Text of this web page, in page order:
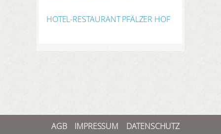
HOTEL-RESTAURANT PFÄLZER HOF
AGB IMPRESSUM
DATENSCHUTZ